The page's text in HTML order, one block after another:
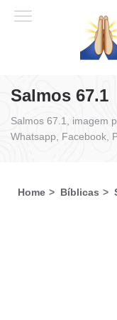
Salmos 67.1
Salmos 67.1, imagem
Whatsapp, Facebook,
Home Bíblicas